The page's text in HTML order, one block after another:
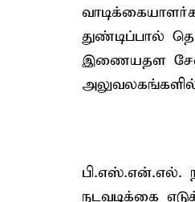
துண்டிப்பால்
இணையதள
அலுவலகங்களில்
பி.எஸ்.என்.எல்.
நடவடிக்கை